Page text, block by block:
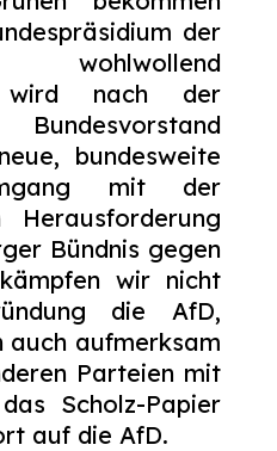
der
wohlwollend
wird nach der
bundesweite
mit der
Herausforderung
Bündnis gegen
wir nicht
die AfD,
auch aufmerksam
Parteien mit
Scholz-Papier
auf die AfD.